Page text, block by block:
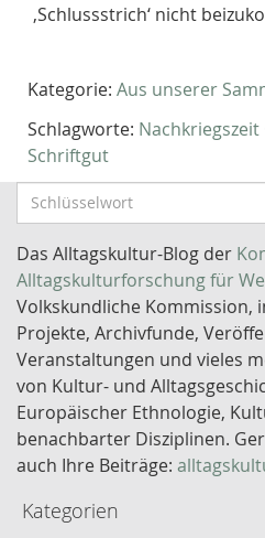
‚Schlussstrich‘ nicht
Kategorie: Aus unserer
Schlagworte: Nachkriegszeit
Schriftgut
c
h
l
ü
s
s
e
l
w
o
Das Alltagskultur-Blog der
Alltagskulturforschung für
Volkskundliche
Projekte, Archivfunde,
Veranstaltungen und vieles
von Kultur- und
Europäischer Ethnologie,
benachbarter Disziplinen.
auch Ihre Beiträge:
Kategorien